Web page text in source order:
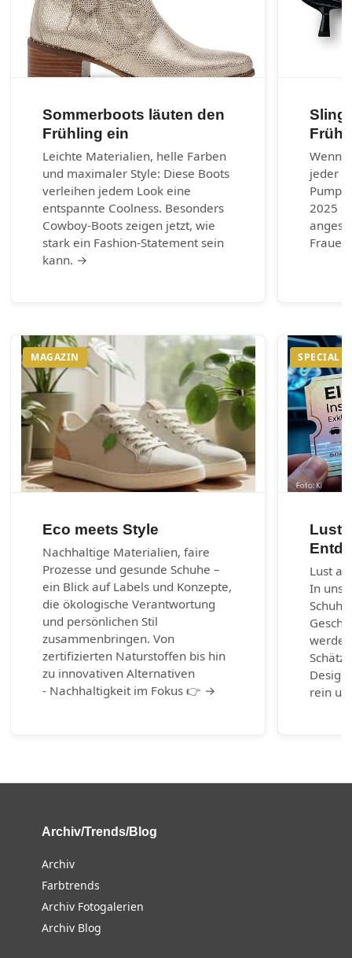
Sommerboots läuten den
Frühling ein
Leichte Materialien, helle Farben
und maximaler Style: Diese Boots
verleihen jedem Look eine
entspannte Coolness. Besonders
Cowboy-Boots zeigen jetzt, wie
stark ein Fashion-Statement sein
kann. →
Wenn
jeder
2025
MAGAZIN
Eco meets Style
Nachhaltige Materialien, faire
Prozesse und gesunde Schuhe –
ein Blick auf Labels und Konzepte,
die ökologische Verantwortung
und persönlichen Stil
zusammenbringen. Von
zertifizierten Naturstoffen bis hin
zu innovativen Alternativen
- Nachhaltigkeit im Fokus 👉 →
SPECIAL
Lust
Lust
In
rein
Archiv/Trends/Blog
Archiv
Farbtrends
Archiv Fotogalerien
Archiv Blog